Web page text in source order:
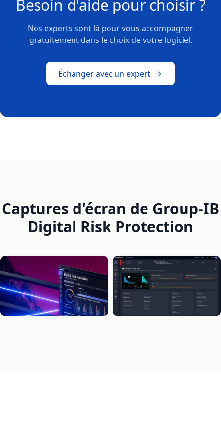
Besoin d'aide pour choisir ?
Nos experts sont là pour vous accompagner
gratuitement dans le choix de votre logiciel.
Échanger avec un expert
Captures d'écran de Group-IB
Digital Risk Protection